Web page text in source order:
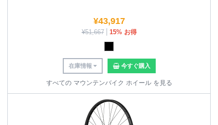
¥43,917
¥51,667 15% お得
在庫情報 今すぐ購入
すべての マウンテンバイク ホイール を見る